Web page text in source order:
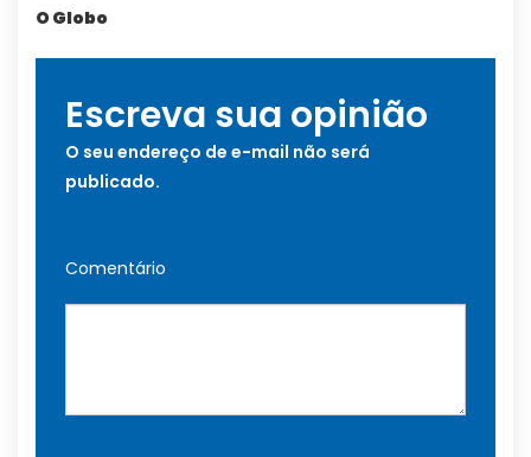
O Globo
Escreva sua opinião
O seu endereço de e-mail não será
publicado.
Comentário